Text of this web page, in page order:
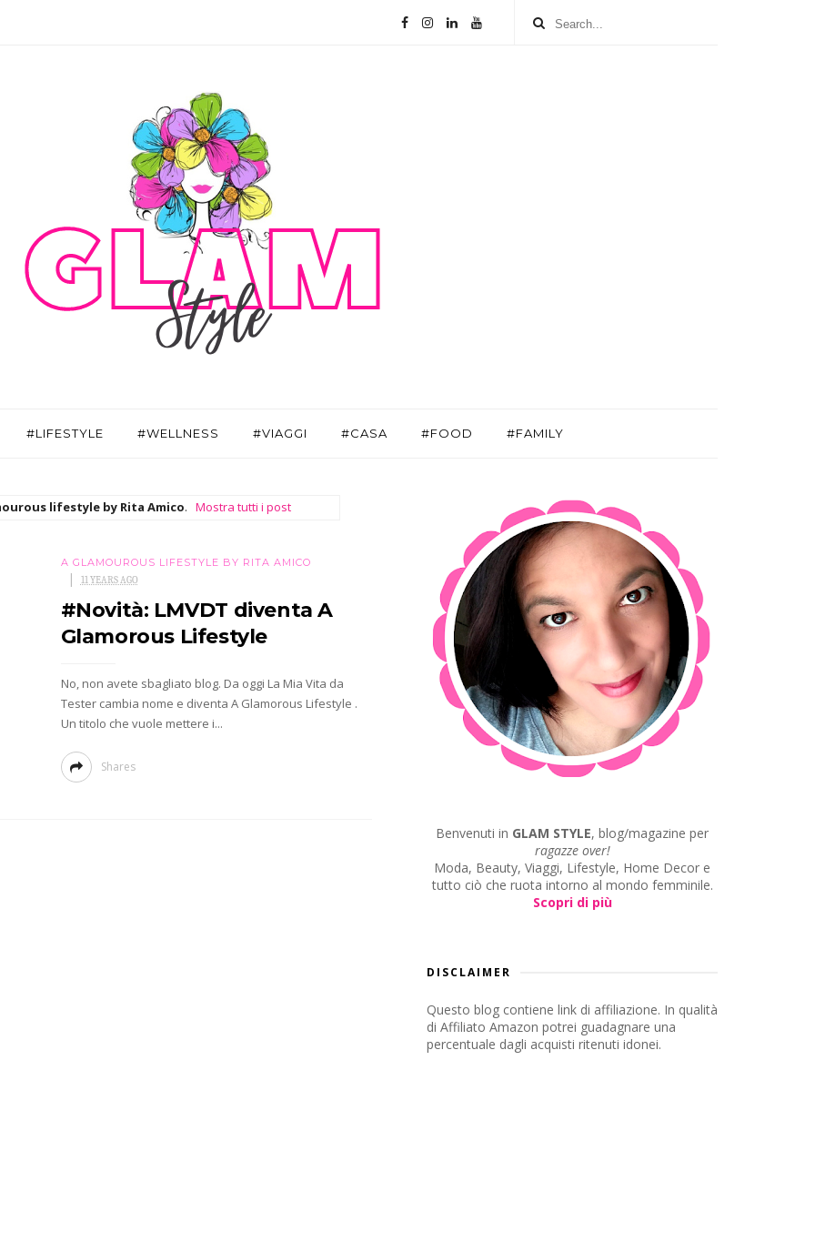
#LIFESTYLE #WELLNESS #VIAGGI #CASA #FOOD #FAMILY
lifestyle by Rita Amico. Mostra tutti i post
A GLAMOUROUS LIFESTYLE BY RITA AMICO
11 YEARS AGO
#Novità: LMVDT diventa A
Glamorous Lifestyle
No, non avete sbagliato blog. Da oggi La Mia Vita da
Tester cambia nome e diventa A Glamorous Lifestyle .
Un titolo che vuole mettere i...
Shares
Benvenuti in GLAM STYLE, blog/magazine per
ragazze over!
Moda, Beauty, Viaggi, Lifestyle, Home Decor e
tutto ciò che ruota intorno al mondo femminile.
Scopri di più
DISCLAIMER
Questo blog contiene link di affiliazione. In qualità
di Affiliato Amazon potrei guadagnare una
percentuale dagli acquisti ritenuti idonei.